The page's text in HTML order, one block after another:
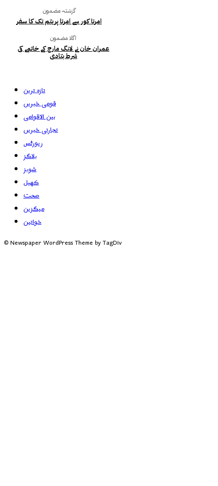
گزشتہ مضمون
امرتا کور سے امرتا پریتم تک کا سفر
اگلا مضمون
عمران خان نے لانگ مارچ کے خاتمے کی
شرط بتادی
تازہ ترین
قومی خبریں
بین الاقوامی
تجارتی خبریں
رپورٹس
بلاگز
شوبز
کھیل
صحت
میگزین
خواتین
© Newspaper WordPress Theme by TagDiv